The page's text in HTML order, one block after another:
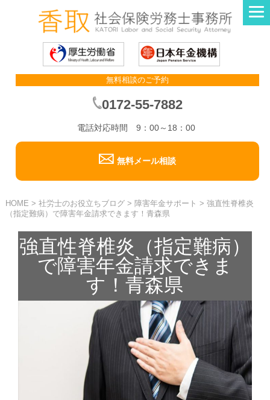
無料相談のご予約
0172-55-7882
電話対応時間 9：00～18：00
無料メール相談
HOME > 社労士のお役立ちブログ> 障害年金サポート > 強直性脊椎炎
（指定難病）で障害年金請求できます！青森県
強直性脊椎炎（指定難病）
で障害年金請求できま
す！青森県